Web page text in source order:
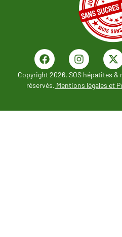
Copyright 2026, SOS hépatites
réservés. Mentions légales et